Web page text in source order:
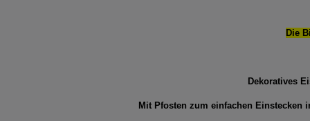
Die
Dekoratives
Mit Pfosten zum einfachen Einstecken